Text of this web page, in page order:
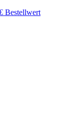
Bestellwert